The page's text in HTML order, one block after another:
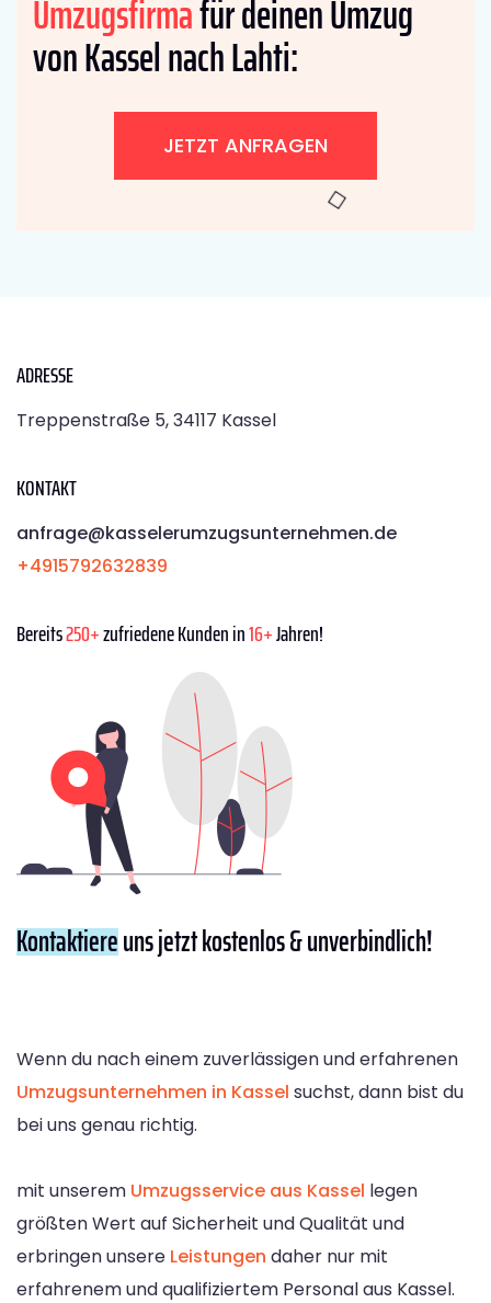
Umzugsfirmafür deinen Umzug
von Kassel nach Lahti:
JETZT ANFRAGEN
ADRESSE
Treppenstraße 5, 34117 Kassel
KONTAKT
anfrage@kasselerumzugsunternehmen.de
+4915792632839
Bereits250+zufriedene Kunden in16+Jahren!
Kontaktiereuns jetzt kostenlos & unverbindlich!
Wenn du nach einem zuverlässigen und erfahrenen
Umzugsunternehmen in Kassel suchst, dann bist du
bei uns genau richtig.
mit unserem Umzugsservice aus Kassel legen
größten Wert auf Sicherheit und Qualität und
erbringen unsere Leistungen daher nur mit
erfahrenem und qualifiziertem Personal aus Kassel.